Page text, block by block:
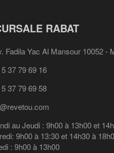
RABAT
Fadila Yac Al Mansour 10052 -
37 79 69 16
37 79 69 58
au Jeudi : 9h00 à 13h00 et
9h00 à 13:30 et 14h30 à
: 9h00 à 13h00